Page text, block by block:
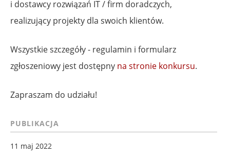
i dostawcy rozwiązań IT / firm doradczych,
realizujący projekty dla swoich klientów.
Wszystkie szczegóły - regulamin i formularz
zgłoszeniowy jest dostępny na stronie konkursu.
Zapraszam do udziału!
PUBLIKACJA
11 maj 2022